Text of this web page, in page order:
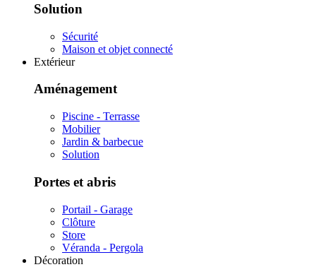
Solution
Sécurité
Maison et objet connecté
Extérieur
Aménagement
Piscine - Terrasse
Mobilier
Jardin & barbecue
Solution
Portes et abris
Portail - Garage
Clôture
Store
Véranda - Pergola
Décoration